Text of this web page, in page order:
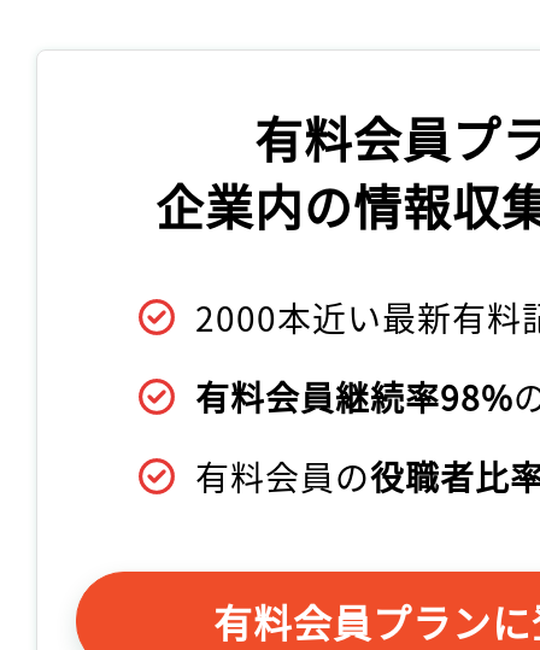
有料会員プ
企業内の情報収
2000本近い最新有料
有料会員継続率98%
有料会員の役職者比
有料会員プラン